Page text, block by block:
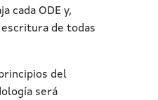
cada ODE y,
de todas
del
será